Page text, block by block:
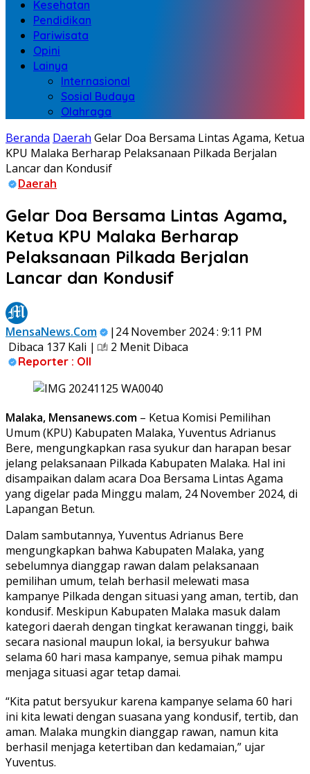
Kesehatan
Pendidikan
Pariwisata
Opini
Lainya
Internasional
Sosial Budaya
Olahraga
Beranda Daerah Gelar Doa Bersama Lintas Agama, Ketua
KPU Malaka Berharap Pelaksanaan Pilkada Berjalan
Lancar dan Kondusif
Daerah
Gelar Doa Bersama Lintas Agama,
Ketua KPU Malaka Berharap
Pelaksanaan Pilkada Berjalan
Lancar dan Kondusif
MensaNews.Com
|24 November 2024 : 9:11 PM
Dibaca 137 Kali |
2 Menit Dibaca
Reporter : Oll
Malaka, Mensanews.com – Ketua Komisi Pemilihan
Umum (KPU) Kabupaten Malaka, Yuventus Adrianus
Bere, mengungkapkan rasa syukur dan harapan besar
jelang pelaksanaan Pilkada Kabupaten Malaka. Hal ini
disampaikan dalam acara Doa Bersama Lintas Agama
yang digelar pada Minggu malam, 24 November 2024, di
Lapangan Betun.
Dalam sambutannya, Yuventus Adrianus Bere
mengungkapkan bahwa Kabupaten Malaka, yang
sebelumnya dianggap rawan dalam pelaksanaan
pemilihan umum, telah berhasil melewati masa
kampanye Pilkada dengan situasi yang aman, tertib, dan
kondusif. Meskipun Kabupaten Malaka masuk dalam
kategori daerah dengan tingkat kerawanan tinggi, baik
secara nasional maupun lokal, ia bersyukur bahwa
selama 60 hari masa kampanye, semua pihak mampu
menjaga situasi agar tetap damai.
“Kita patut bersyukur karena kampanye selama 60 hari
ini kita lewati dengan suasana yang kondusif, tertib, dan
aman. Malaka mungkin dianggap rawan, namun kita
berhasil menjaga ketertiban dan kedamaian,” ujar
Yuventus.